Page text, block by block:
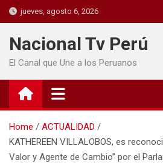
jueves, agosto 6, 2026
Nacional Tv Perú
El Canal que Une a los Peruanos
Home
ACTUALIDAD
KATHEREEN VILLALOBOS, es
Valor y Agente de Cambio” por el